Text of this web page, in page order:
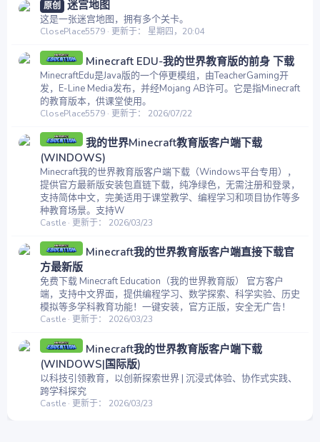
原创 迷宫地图
这是一张迷宫地图，拥有多个关卡。
ClosePlace5579 更新于： 星期四，20:04
Minecraft EDU-我的世界教育版的前身 下载
MinecraftEdu是Java版的一个停更模组，由TeacherGaming开
发，E-Line Media发布，并经Mojang AB许可。它是指Minecraft
的教育版本，供课堂使用。
ClosePlace5579 更新于： 2026/07/22
我的世界Minecraft教育版客户端下载
(WINDOWS)
Minecraft我的世界教育版客户端下载（Windows平台专用），
提供官方最新版安装包直链下载，纯净绿色，无需注册和登录，
支持简体中文，完美适用于课堂教学、编程学习和项目协作等多
种教育场景。支持W
Castle 更新于： 2026/03/23
Minecraft我的世界教育版客户端直接下载官
方最新版
免费下载 Minecraft Education（我的世界教育版） 官方客户
端，支持中文界面，提供编程学习、数学探索、科学实验、历史
模拟等多学科教育功能！一键安装，官方正版，安全无广告！
Castle 更新于： 2026/03/23
Minecraft我的世界教育版客户端下载
(WINDOWS|国际版)
以科技引领教育，以创新探索世界 | 沉浸式体验、协作式实践、
跨学科探究
Castle 更新于： 2026/03/23